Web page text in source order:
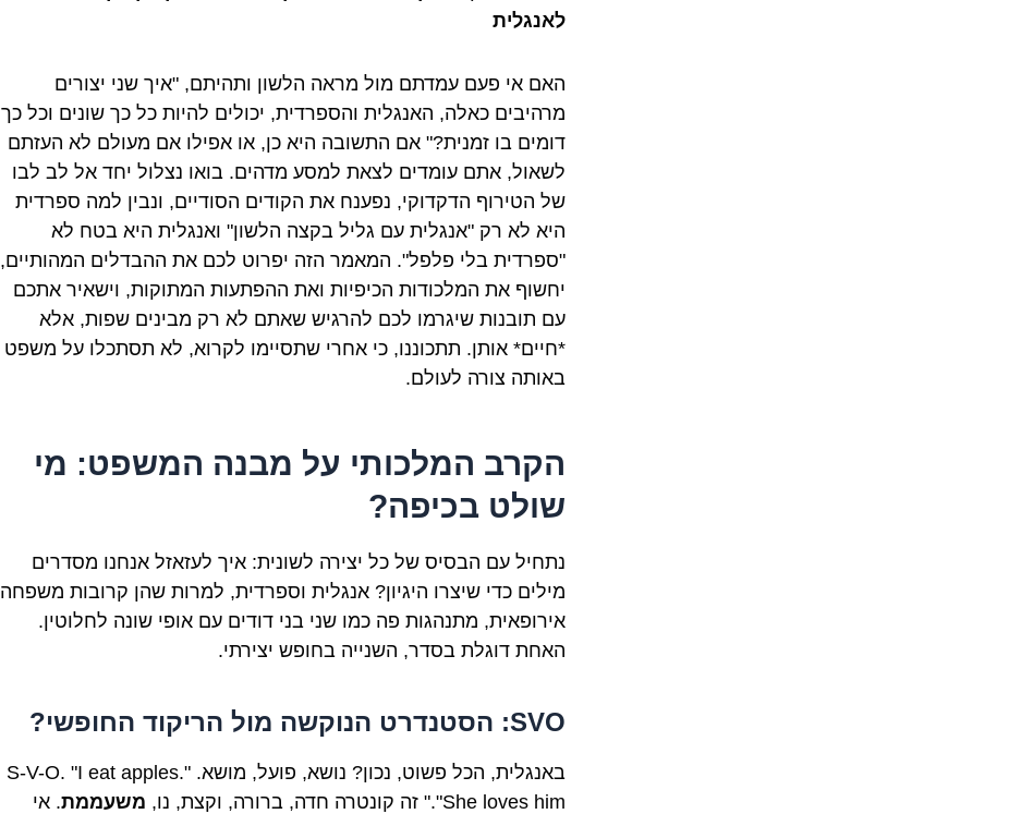
לאנגלית
האם אי פעם עמדתם מול מראה הלשון ותהיתם, "איך שני יצורים
מרהיבים כאלה, האנגלית והספרדית, יכולים להיות כל כך שונים וכל כך
דומים בו זמנית?" אם התשובה היא כן, או אפילו אם מעולם לא העזתם
לשאול, אתם עומדים לצאת למסע מדהים. בואו נצלול יחד אל לב לבו
של הטירוף הדקדוקי, נפענח את הקודים הסודיים, ונבין למה ספרדית
היא לא רק "אנגלית עם גליל בקצה הלשון" ואנגלית היא בטח לא
"ספרדית בלי פלפל". המאמר הזה יפרוט לכם את ההבדלים המהותיים,
יחשוף את המלכודות הכיפיות ואת ההפתעות המתוקות, וישאיר אתכם
עם תובנות שיגרמו לכם להרגיש שאתם לא רק מבינים שפות, אלא
*חיים* אותן. תתכוננו, כי אחרי שתסיימו לקרוא, לא תסתכלו על משפט
באותה צורה לעולם.
הקרב המלכותי על מבנה המשפט: מי
שולט בכיפה?
נתחיל עם הבסיס של כל יצירה לשונית: איך לעזאזל אנחנו מסדרים
מילים כדי שיצרו היגיון? אנגלית וספרדית, למרות שהן קרובות משפחה
אירופאית, מתנהגות פה כמו שני בני דודים עם אופי שונה לחלוטין.
האחת דוגלת בסדר, השנייה בחופש יצירתי.
SVO: הסטנדרט הנוקשה מול הריקוד החופשי?
באנגלית, הכל פשוט, נכון? נושא, פועל, מושא. S-V-O. "I eat apples."
"She loves him." זה קונטרה חדה, ברורה, וקצת, נו,
משעממת. אי